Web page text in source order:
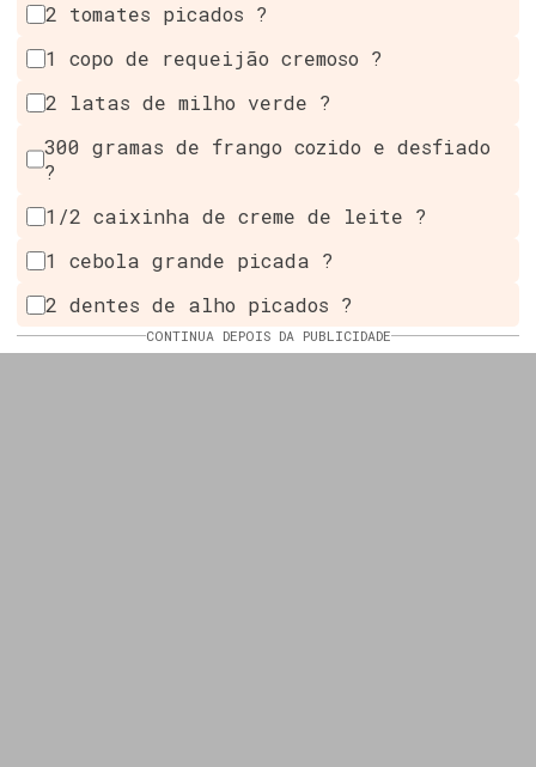
2 tomates picados ?
1 copo de requeijão cremoso ?
2 latas de milho verde ?
300 gramas de frango cozido e desfiado
?
1/2 caixinha de creme de leite ?
1 cebola grande picada ?
2 dentes de alho picados ?
CONTINUA DEPOIS DA PUBLICIDADE